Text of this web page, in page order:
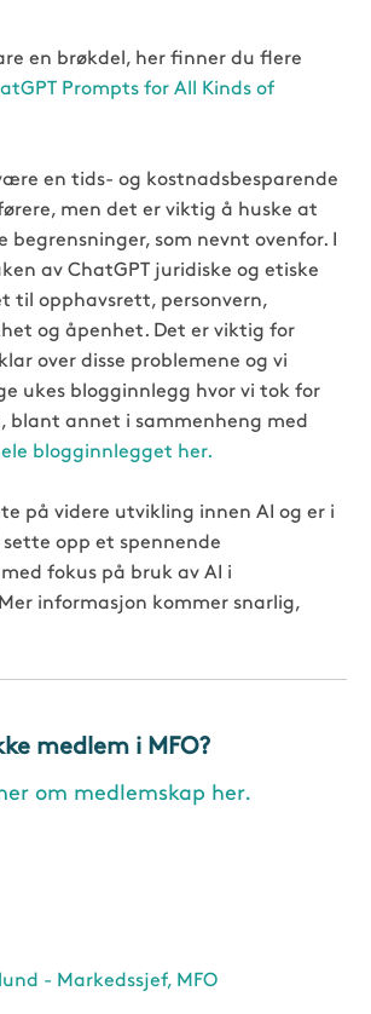
en brøkdel, her finner du flere
Prompts for All Kinds of
en tids- og kostnadsbesparende
men det er viktig å huske at
begrensninger, som nevnt ovenfor. I
av ChatGPT juridiske og etiske
til opphavsrett, personvern,
og åpenhet . Det er viktig for
over disse problemene og vi
ukes blogginnlegg hvor vi tok for
blant annet i sammenheng med
blogginnlegget her.
på videre utvikling innen AI og er i
opp et spennende
fokus på bruk av AI i
informasjon kommer snarlig,
medlem i MFO?
om medlemskap her.
- Markedssjef, MFO